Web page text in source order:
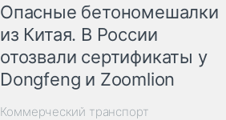
Опасные бетономешалки
из Китая. В России
отозвали сертификаты у
Dongfeng и Zoomlion
Коммерческий транспорт